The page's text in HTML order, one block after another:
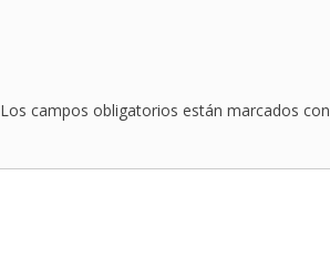
Los campos obligatorios están marcados con